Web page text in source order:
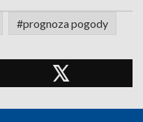
#prognoza pogody